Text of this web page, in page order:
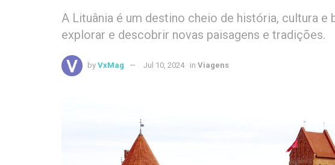
A Lituânia é um destino cheio de história, cultura e
explorar e descobrir novas paisagens e tradições.
by VxMag Jul 10, 2024 in Viagens